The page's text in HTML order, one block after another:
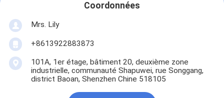
Coordonnées
Mrs. Lily
+8613922883873
101A, 1er étage, bâtiment 20, deuxième zone
industrielle, communauté Shapuwei, rue Songgang,
district Baoan, Shenzhen Chine 518105